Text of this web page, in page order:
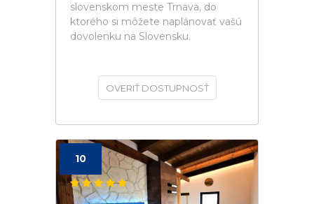
slovenskom meste Trnava, do
ktorého si môžete naplánovať vašú
dovolenku na Slovensku.
OVERIŤ DOSTUPNOSŤ
10